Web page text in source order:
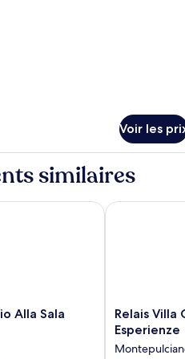
Voir les
similaires
Alla Sala
Sala
Relais
Villa
Grazianella
-
Relais Villa
Esperienze
Relais Villa